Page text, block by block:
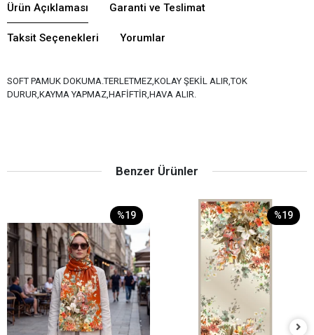
Ürün Açıklaması Garanti ve Teslimat
Taksit Seçenekleri Yorumlar
SOFT PAMUK DOKUMA.TERLETMEZ,KOLAY ŞEKİL ALIR,TOK
DURUR,KAYMA YAPMAZ,HAFİFTİR,HAVA ALIR.
Benzer Ürünler
%19 %19